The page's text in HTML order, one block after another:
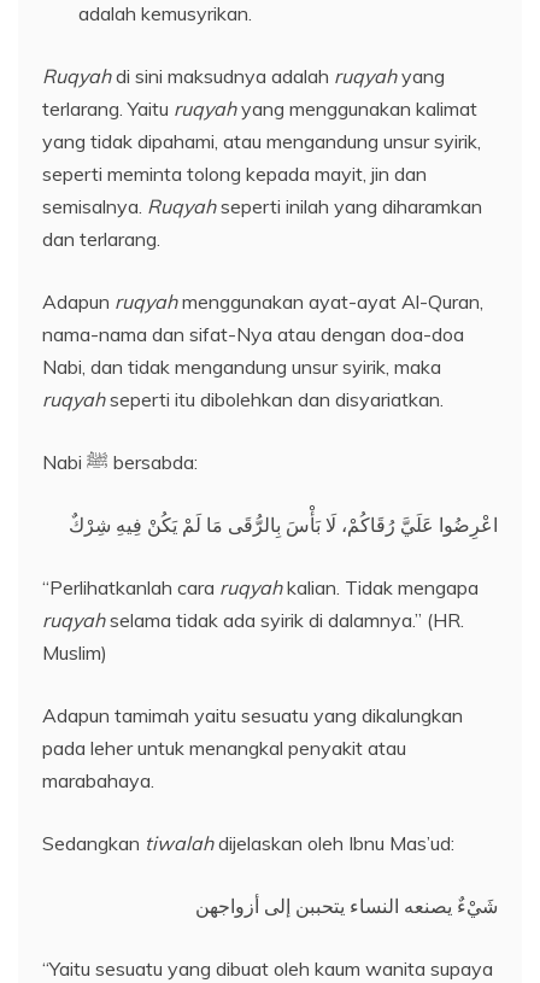
adalah kemusyrikan.
Ruqyahdi sini maksudnya adalah ruqyahyang
terlarang. Yaitu ruqyahyang menggunakan kalimat
yang tidak dipahami, atau mengandung unsur syirik,
seperti meminta tolong kepada mayit, jin dan
semisalnya. Ruqyahseperti inilah yang diharamkan
dan terlarang.
Adapun ruqyahmenggunakan ayat-ayat Al-Quran,
nama-nama dan sifat-Nya atau dengan doa-doa
Nabi, dan tidak mengandung unsur syirik, maka
ruqyahseperti itu dibolehkan dan disyariatkan.
Nabi ﷺ bersabda:
اعْرِضُوا عَلَيَّ رُقَاكُمْ، لَا بَأْسَ بِالرُّقَى مَا لَمْ يَكُنْ فِيهِ شِرْكٌ
“Perlihatkanlah cara ruqyahkalian. Tidak mengapa
ruqyahselama tidak ada syirik di dalamnya.” (HR.
Muslim)
Adapun tamimah yaitu sesuatu yang dikalungkan
pada leher untuk menangkal penyakit atau
marabahaya.
Sedangkan tiwalahdijelaskan oleh Ibnu Mas’ud:
شَيْءٌ يصنعه النساء يتحببن إلى أزواجهن
“Yaitu sesuatu yang dibuat oleh kaum wanita supaya